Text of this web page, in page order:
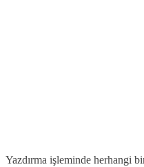
Yazdırma işleminde herhangi